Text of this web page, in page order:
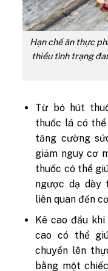
Hạn chế ăn thực
thiểu tình trạng
Từ bỏ hút
thuốc lá có
tăng cường
giảm nguy cơ
thuốc có thể
ngược dạ dày
liên quan đến
Kê cao đầu
cao có thể
chuyển lên
bằng một